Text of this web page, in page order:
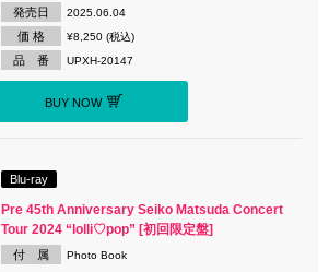
発売日 2025.06.04
価 格 ¥8,250 (税込)
品 番 UPXH-20147
BUY NOW
Blu-ray
Pre 45th Anniversary Seiko Matsuda Concert
Tour 2024 “lolli♡pop” [初回限定盤]
付 属 Photo Book